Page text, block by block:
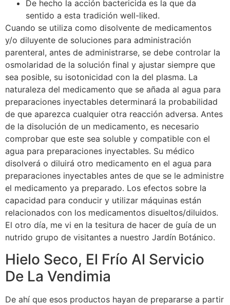
De hecho la acción bactericida es la que da
sentido a esta tradición well-liked.
Cuando se utiliza como disolvente de medicamentos
y/o diluyente de soluciones para administración
parenteral, antes de administrarse, se debe controlar la
osmolaridad de la solución final y ajustar siempre que
sea posible, su isotonicidad con la del plasma. La
naturaleza del medicamento que se añada al agua para
preparaciones inyectables determinará la probabilidad
de que aparezca cualquier otra reacción adversa. Antes
de la disolución de un medicamento, es necesario
comprobar que este sea soluble y compatible con el
agua para preparaciones inyectables. Su médico
disolverá o diluirá otro medicamento en el agua para
preparaciones inyectables antes de que se le administre
el medicamento ya preparado. Los efectos sobre la
capacidad para conducir y utilizar máquinas están
relacionados con los medicamentos disueltos/diluidos.
El otro día, me vi en la tesitura de hacer de guía de un
nutrido grupo de visitantes a nuestro Jardín Botánico.
Hielo Seco, El Frío Al Servicio
De La Vendimia
De ahí que esos productos hayan de prepararse a partir